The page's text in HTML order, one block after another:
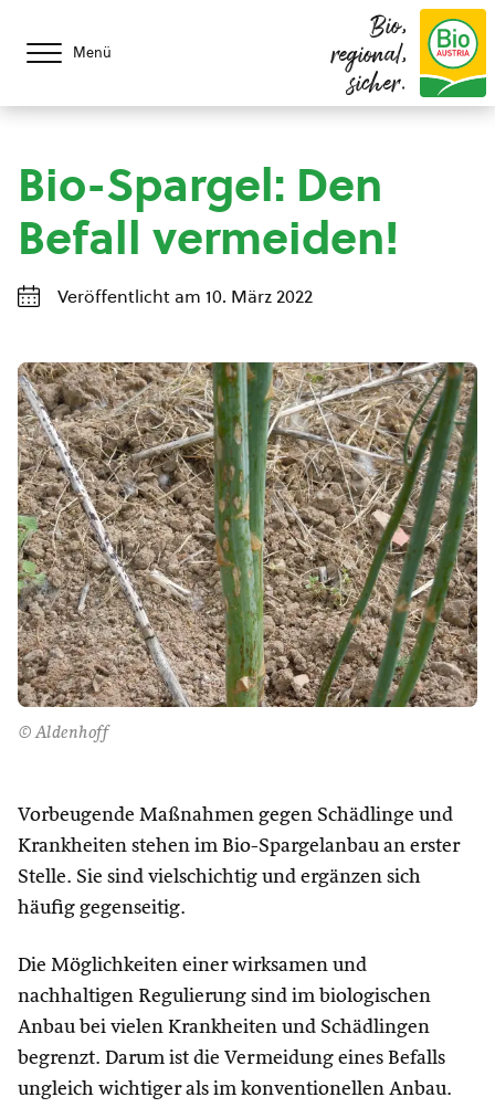
Menü
Bio,
regional,
sicher.
Bio-Spargel: Den
Befall vermeiden!
Veröffentlicht am 10. März 2022
© Aldenhoff
Vorbeugende Maßnahmen gegen Schädlinge und
Krankheiten stehen im Bio-Spargelanbau an erster
Stelle. Sie sind vielschichtig und ergänzen sich
häufig gegenseitig.
Die Möglichkeiten einer wirksamen und
nachhaltigen Regulierung sind im biologischen
Anbau bei vielen Krankheiten und Schädlingen
begrenzt. Darum ist die Vermeidung eines Befalls
ungleich wichtiger als im konventionellen Anbau.